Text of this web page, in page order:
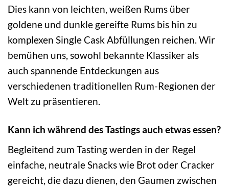
Dies kann von leichten, weißen Rums über
goldene und dunkle gereifte Rums bis hin zu
komplexen Single Cask Abfüllungen reichen. Wir
bemühen uns, sowohl bekannte Klassiker als
auch spannende Entdeckungen aus
verschiedenen traditionellen Rum-Regionen der
Welt zu präsentieren.
Kann ich während des Tastings auch etwas essen?
Begleitend zum Tasting werden in der Regel
einfache, neutrale Snacks wie Brot oder Cracker
gereicht, die dazu dienen, den Gaumen zwischen